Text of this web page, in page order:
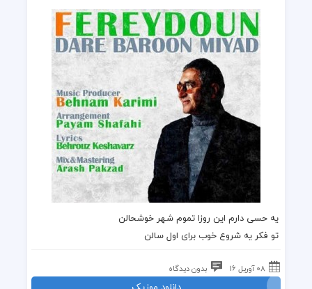
یه حسی دارم این روزا تموم شهر خوشحالن
تو فکر یه شروع خوب برای اول سالن
08 آوریل 16 بدون دیدگاه